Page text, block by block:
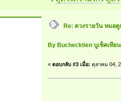
Re: ดวงรายวัน หมอ
By Buchecktien บูเช็คเที
« ตอบกลับ #3 เมื่อ: ตุลาคม 04,